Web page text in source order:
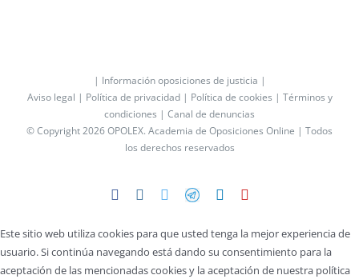
| Información oposiciones de justicia |
Aviso legal | Política de privacidad | Política de cookies | Términos y
condiciones | Canal de denuncias
© Copyright 2026 OPOLEX. Academia de Oposiciones Online | Todos
los derechos reservados
FacebookInstagram
Twitter
TelegramLinkedIn
Este sitio web utiliza cookies para que usted tenga la mejor experiencia de
usuario. Si continúa navegando está dando su consentimiento para la
aceptación de las mencionadas cookies y la aceptación de nuestra política